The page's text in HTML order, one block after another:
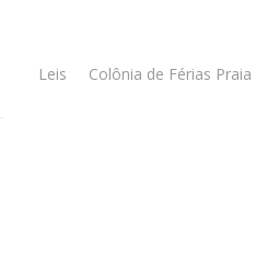
Leis Colônia de Férias Praia